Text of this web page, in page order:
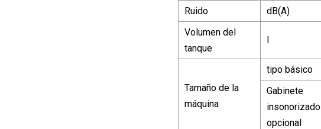
Ruido
dB(A)
Volumen del
tanque
l
Tamaño de la
máquina
tipo básico
Gabinete
insonorizado
opcional